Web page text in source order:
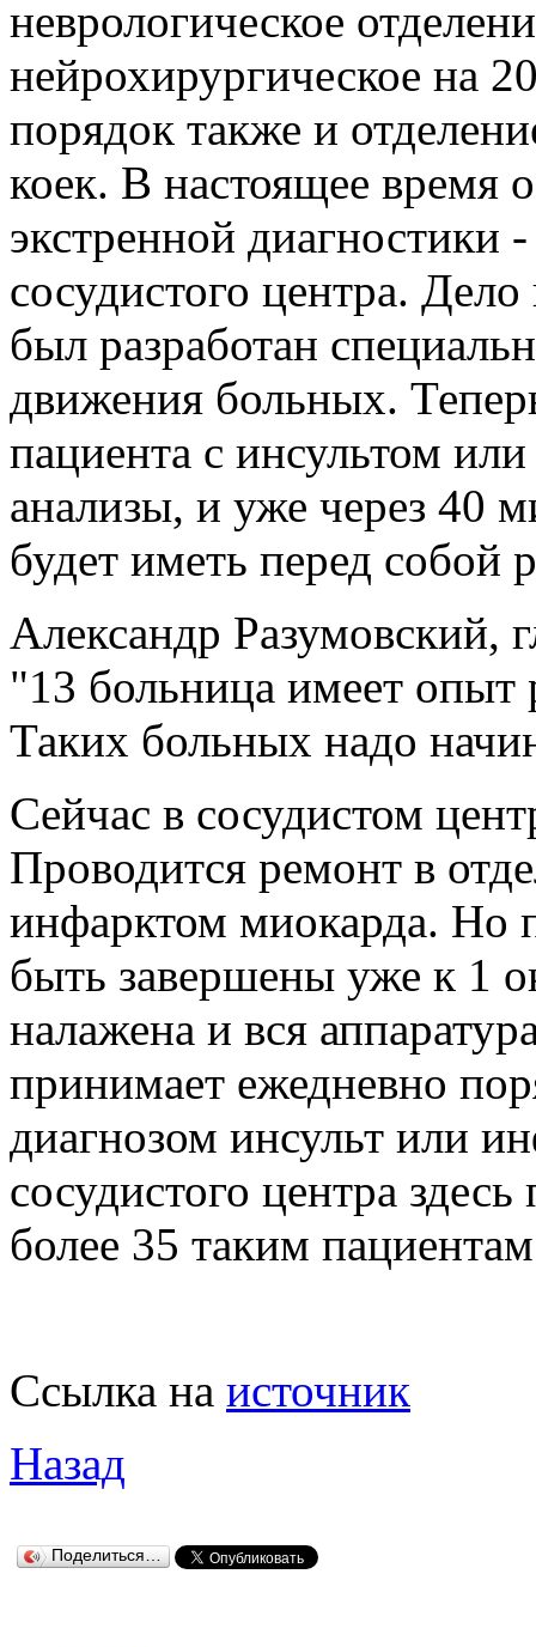
неврологическое
нейрохирургическое на
порядок также и
коек. В настоящее время
экстренной диагностики
сосудистого центра.
был разработан
движения больных.
пациента с инсультом
анализы, и уже через 40
будет иметь перед собой
Александр Разумовский,
"13 больница имеет
Таких больных надо
Сейчас в сосудистом
Проводится ремонт в
инфарктом миокарда. Но
быть завершены уже к 1
налажена и вся
принимает ежедневно
диагнозом инсульт или
сосудистого центра
более 35 таким
Ссылка на источник
Назад
Поделиться…